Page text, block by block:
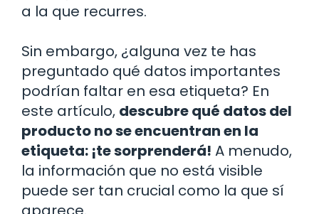
a la que recurres.
Sin embargo, ¿alguna vez te has
preguntado qué datos importantes
podrían faltar en esa etiqueta? En
este artículo, descubre qué datos del
producto no se encuentran en la
etiqueta: ¡te sorprenderá! A menudo,
la información que no está visible
puede ser tan crucial como la que sí